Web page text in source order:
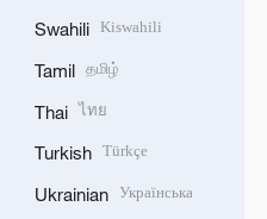
Swahili Kiswahili
Tamil தமிழ்
Thai ไทย
Turkish Türkçe
Ukrainian Українська